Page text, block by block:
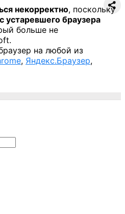
некорректно, поскольку
с устаревшего браузера
больше не
на любой из
, Яндекс.Браузер,